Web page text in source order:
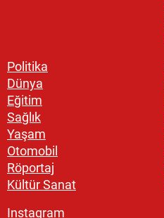
Politika
Dünya
Eğitim
Sağlık
Yaşam
Otomobil
Röportaj
Kültür Sanat
Instagram